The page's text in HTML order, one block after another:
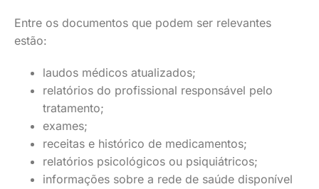
Entre os documentos que podem ser relevantes
estão:
laudos médicos atualizados;
relatórios do profissional responsável pelo
tratamento;
exames;
receitas e histórico de medicamentos;
relatórios psicológicos ou psiquiátricos;
informações sobre a rede de saúde disponível